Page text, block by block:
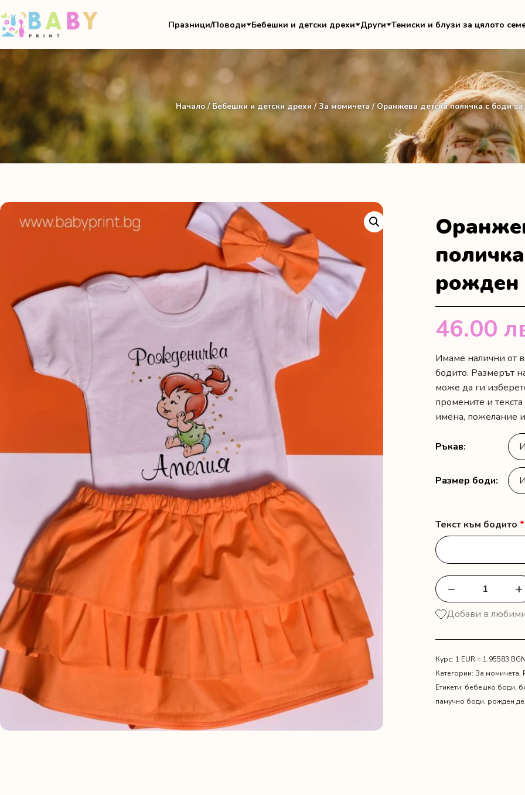
Празници/Поводи Бебешки и детски дрехи Други Тениски и блузи за цялото
Начало/Бебешки и детски дрехи/За момичета / Оранжева детска поличка с боди
рожден
46.00
Имаме налични от
бодито. Размерът
може да ги
промените и
имена, пожелание
Ръкав
Размер боди
Текст към бодито *
количество
за
Оранжева
поличка
с
за
рожден
ден
− +
Добави в
Курс: 1 EUR = 1.95583
Категории: За момичета,
Етикети: бебешко боди,
памучно боди, рожден